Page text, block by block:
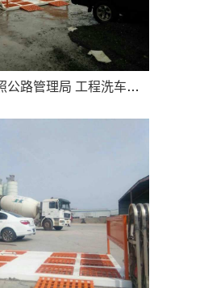
煤矿洗轮机-日照公路管理局 工程洗车机案例